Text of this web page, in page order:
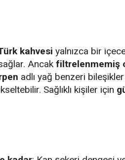
kahvesi yalnızca bir
Ancak filtrelenmemiş
adlı yağ benzeri
Sağlıklı kişiler için